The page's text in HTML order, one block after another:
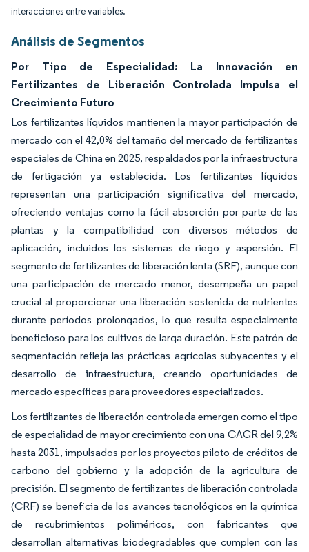
interacciones entre variables.
Análisis de Segmentos
Por Tipo de Especialidad: La Innovación en
Fertilizantes de Liberación Controlada Impulsa el
Crecimiento Futuro
Los fertilizantes líquidos mantienen la mayor participación de
mercado con el 42,0% del tamaño del mercado de fertilizantes
especiales de China en 2025, respaldados por la infraestructura
de fertigación ya establecida. Los fertilizantes líquidos
representan una participación significativa del mercado,
ofreciendo ventajas como la fácil absorción por parte de las
plantas y la compatibilidad con diversos métodos de
aplicación, incluidos los sistemas de riego y aspersión. El
segmento de fertilizantes de liberación lenta (SRF), aunque con
una participación de mercado menor, desempeña un papel
crucial al proporcionar una liberación sostenida de nutrientes
durante períodos prolongados, lo que resulta especialmente
beneficioso para los cultivos de larga duración. Este patrón de
segmentación refleja las prácticas agrícolas subyacentes y el
desarrollo de infraestructura, creando oportunidades de
mercado específicas para proveedores especializados.
Los fertilizantes de liberación controlada emergen como el tipo
de especialidad de mayor crecimiento con una CAGR del 9,2%
hasta 2031, impulsados por los proyectos piloto de créditos de
carbono del gobierno y la adopción de la agricultura de
precisión. El segmento de fertilizantes de liberación controlada
(CRF) se beneficia de los avances tecnológicos en la química
de recubrimientos poliméricos, con fabricantes que
desarrollan alternativas biodegradables que cumplen con las